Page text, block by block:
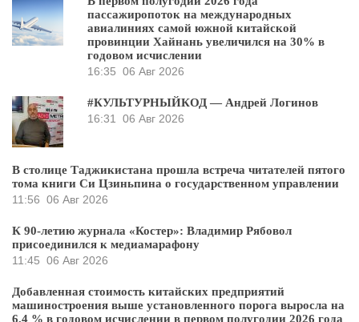
пассажиропоток на международных
авиалиниях самой южной китайской
провинции Хайнань увеличился на 30% в
годовом исчислении
16:35 06 Авг 2026
#КУЛЬТУРНЫЙКОД — Андрей Логинов
16:31
06 Авг 2026
В столице Таджикистана прошла встреча читателей пятого
тома книги Си Цзиньпина о государственном управлении
11:56 06 Авг 2026
К 90-летию журнала «Костер»: Владимир Рябовол
присоединился к медиамарафону
11:45 06 Авг 2026
Добавленная стоимость китайских предприятий
машиностроения выше установленного порога выросла на
6,4 % в годовом исчислении в первом полугодии 2026 года